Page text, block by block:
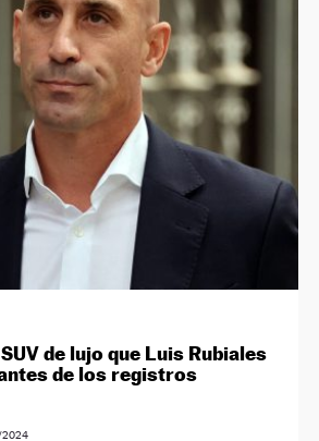
de lujo que Luis Rubiales
de los registros
2024